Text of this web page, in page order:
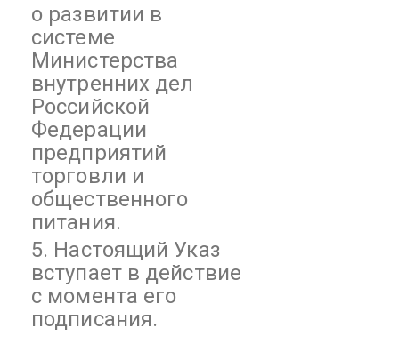
о развитии в
системе
Министерства
внутренних дел
Российской
Федерации
предприятий
торговли и
общественного
питания.
5. Настоящий Указ
вступает в действие
с момента его
подписания.